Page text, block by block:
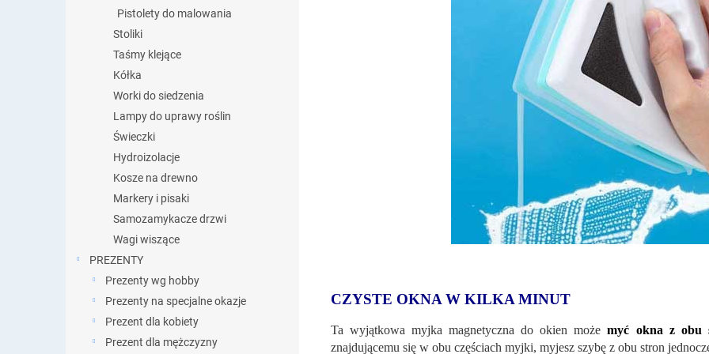
Pistolety do malowania
Stoliki
Taśmy klejące
Kółka
Worki do siedzenia
Lampy do uprawy roślin
Świeczki
Hydroizolacje
Kosze na drewno
Markery i pisaki
Samozamykacze drzwi
Wagi wiszące
PREZENTY
Prezenty wg hobby
Prezenty na specjalne okazje
Prezent dla kobiety
Prezent dla mężczyzny
CZYSTE OKNA W KILKA MINUT
Ta wyjątkowa myjka magnetyczna do okien możemyć okna z obu
znajdującemu się w obu częściach myjki, myjesz szybę z obu stron